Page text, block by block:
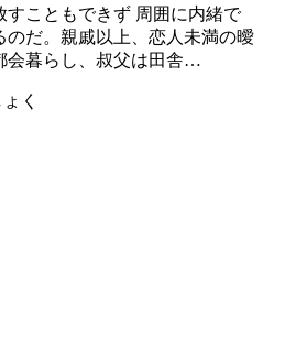
すこともできず 周囲に内緒で
のだ。親戚以上、恋人未満の曖
会暮らし、叔父は田舎…
く